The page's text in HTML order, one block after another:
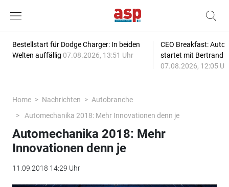
Bestellstart für Dodge Charger: In beiden
Welten auffällig 07.08.2026, 13:51 Uhr
CEO Breakfast:
startet mit Bertrand
07.08.2026, 12:05
Home Nachrichten
Autobranche
Automechanika 2018: Mehr Innovationen denn je
Automechanika 2018: Mehr
Innovationen denn je
11.09.2018 14:29 Uhr